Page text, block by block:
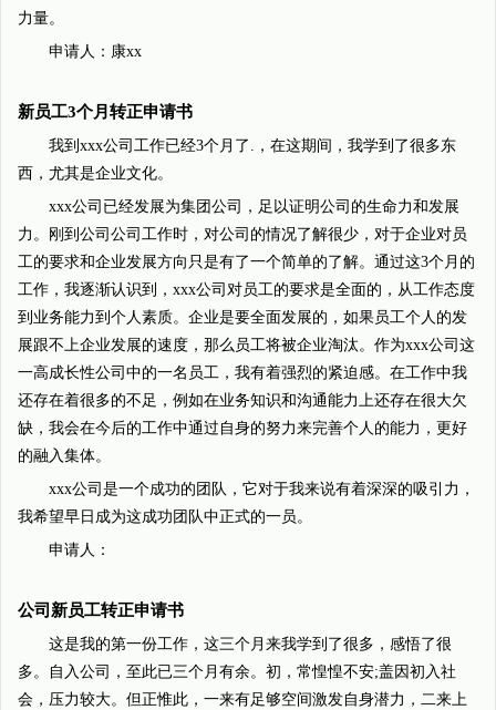
力量。
申请人：康xx
新员工3个月转正申请书
我到xxx公司工作已经3个月了.，在这期间，我学到了很多东
西，尤其是企业文化。
xxx公司已经发展为集团公司，足以证明公司的生命力和发展
力。刚到公司公司工作时，对公司的情况了解很少，对于企业对员
工的要求和企业发展方向只是有了一个简单的了解。通过这3个月的
工作，我逐渐认识到，xxx公司对员工的要求是全面的，从工作态度
到业务能力到个人素质。企业是要全面发展的，如果员工个人的发
展跟不上企业发展的速度，那么员工将被企业淘汰。作为xxx公司这
一高成长性公司中的一名员工，我有着强烈的紧迫感。在工作中我
还存在着很多的不足，例如在业务知识和沟通能力上还存在很大欠
缺，我会在今后的工作中通过自身的努力来完善个人的能力，更好
的融入集体。
xxx公司是一个成功的团队，它对于我来说有着深深的吸引力，
我希望早日成为这成功团队中正式的一员。
申请人：
公司新员工转正申请书
这是我的第一份工作，这三个月来我学到了很多，感悟了很
多。自入公司，至此已三个月有余。初，常惶惶不安;盖因初入社
会，压力较大。但正惟此，一来有足够空间激发自身潜力，二来上